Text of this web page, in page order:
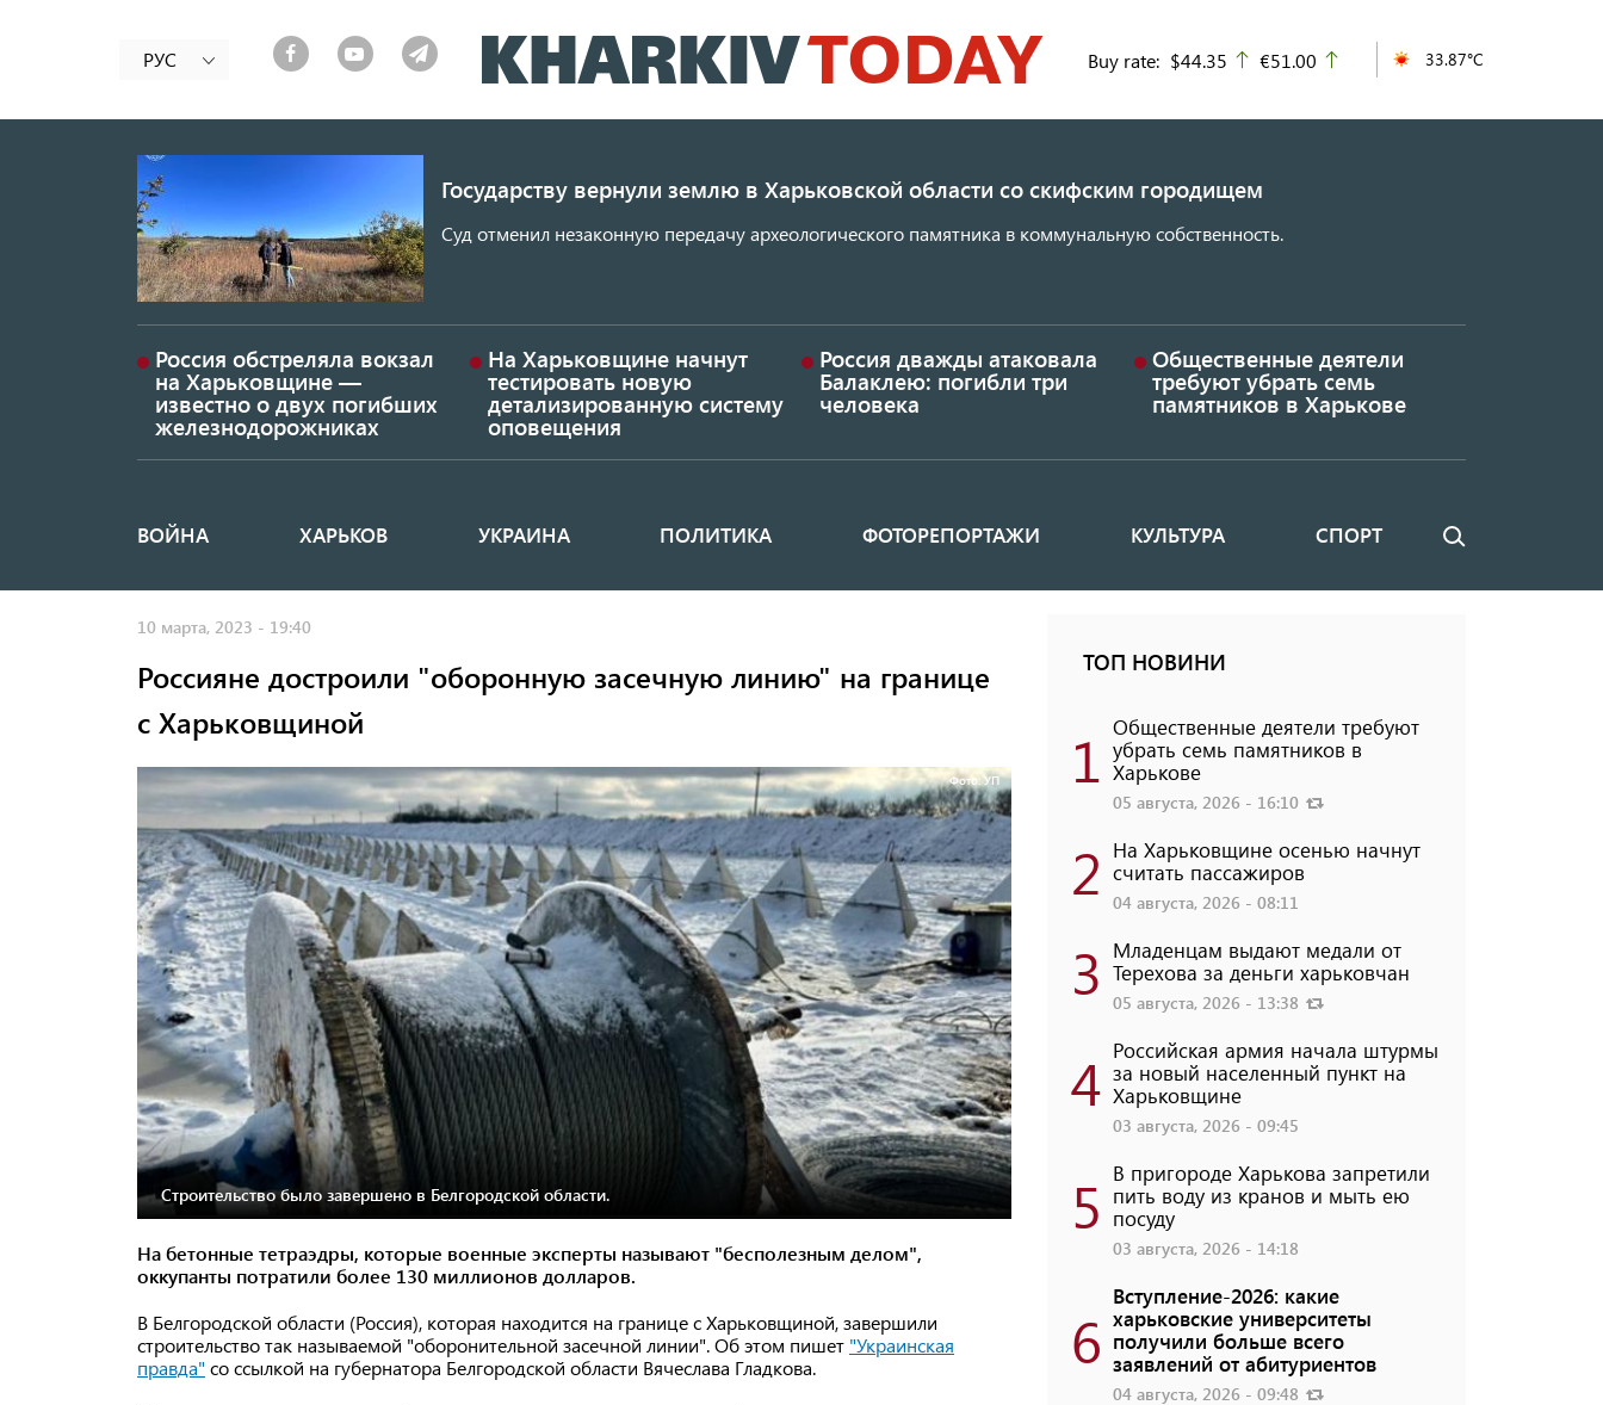
к
основному
РУС Buy rate: $44.35 up
€51.00 33.87°C
Государству вернули землю в Харьковской области со скифским городищем
Суд отменил незаконную передачу археологического памятника в коммунальную собственность.
Россия обстреляла вокзал
на Харьковщине —
известно о двух погибших
железнодорожниках
На Харьковщине начнут
тестировать новую
детализированную систему
оповещения
Россия дважды атаковала
Балаклею: погибли три
человека
Общественные деятели
требуют убрать семь
памятников в Харькове
Основная
ВОЙНА ХАРЬКОВ УКРАИНА ПОЛИТИКА ФОТОРЕПОРТАЖИ КУЛЬТУРА СПОРТ Поиск
10 марта, 2023 - 19:40
Россияне достроили "оборонную засечную линию" на границе
с Харьковщиной
Фото: УП
Строительство было завершено в Белгородской области.
На бетонные тетраэдры, которые военные эксперты называют "бесполезным делом",
оккупанты потратили более 130 миллионов долларов.
В Белгородской области (Россия), которая находится на границе с Харьковщиной, завершили
строительство так называемой "оборонительной засечной линии". Об этом пишет "Украинская
правда" со ссылкой на губернатора Белгородской области Вячеслава Гладкова.
ТОП НОВИНИ
1 Общественные деятели требуют
убрать семь памятников в
Харькове
05 августа, 2026 - 16:10
2 На Харьковщине осенью начнут
считать пассажиров
04 августа, 2026 - 08:11
3 Младенцам выдают медали от
Терехова за деньги харьковчан
05 августа, 2026 - 13:38
4 Российская армия начала штурмы
за новый населенный пункт на
Харьковщине
03 августа, 2026 - 09:45
5 В пригороде Харькова запретили
пить воду из кранов и мыть ею
посуду
03 августа, 2026 - 14:18
6
Вступление-2026: какие
харьковские университеты
получили больше всего
заявлений от абитуриентов
04 августа, 2026 - 09:48